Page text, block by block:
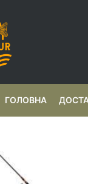
ГОЛОВНА